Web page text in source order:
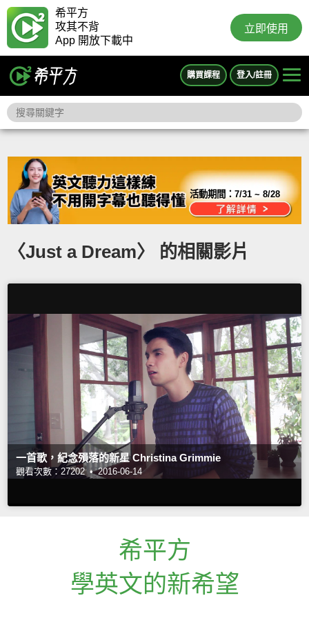
希平方
攻其不背
App 開放下載中
立即使用
購買課程 登入/註冊
活動期間：7/31 ~ 8/28
〈Just a Dream〉 的相關影片
一首歌，紀念殞落的新星 Christina Grimmie
觀看次數：27202 • 2016-06-14
希平方
學英文的新希望